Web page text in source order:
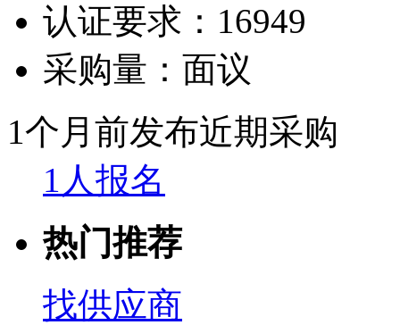
认证要求： 16949
采购量： 面议
1个月前发布近期采购
1人报名
热门推荐
找供应商